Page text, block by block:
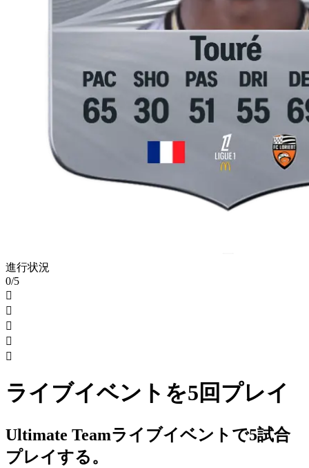
進行状況
0/5





ライブイベントを5回プレイ
Ultimate Teamライブイベントで5試合
プレイする。